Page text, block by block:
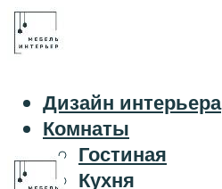
Дизайн интерьера
Комнаты
Гостиная
Кухня